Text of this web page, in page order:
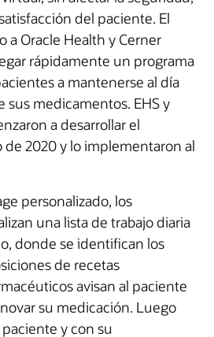
del paciente. El
a Oracle Health y Cerner
rápidamente un programa
a mantenerse al día
sus medicamentos. EHS y
a desarrollar el
de 2020 y lo implementaron al
personalizado, los
una lista de trabajo diaria
donde se identifican los
de recetas
avisan al paciente
su medicación. Luego
y con su